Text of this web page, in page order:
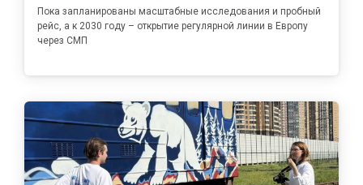
Пока запланированы масштабные исследования и пробный
рейс, а к 2030 году – открытие регулярной линии в Европу
через СМП